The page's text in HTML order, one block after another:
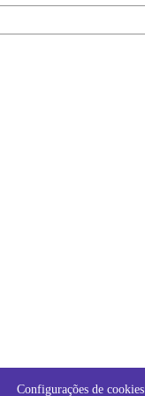
Configurações de cookies